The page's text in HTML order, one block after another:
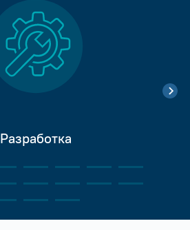
Разработка